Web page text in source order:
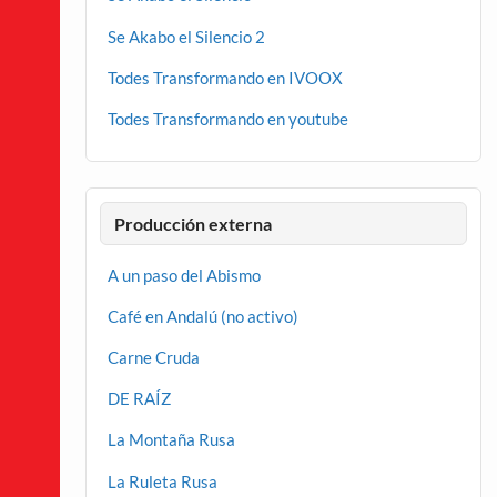
Se Akabo el Silencio 2
Todes Transformando en IVOOX
Todes Transformando en youtube
Producción externa
A un paso del Abismo
Café en Andalú (no activo)
Carne Cruda
DE RAÍZ
La Montaña Rusa
La Ruleta Rusa